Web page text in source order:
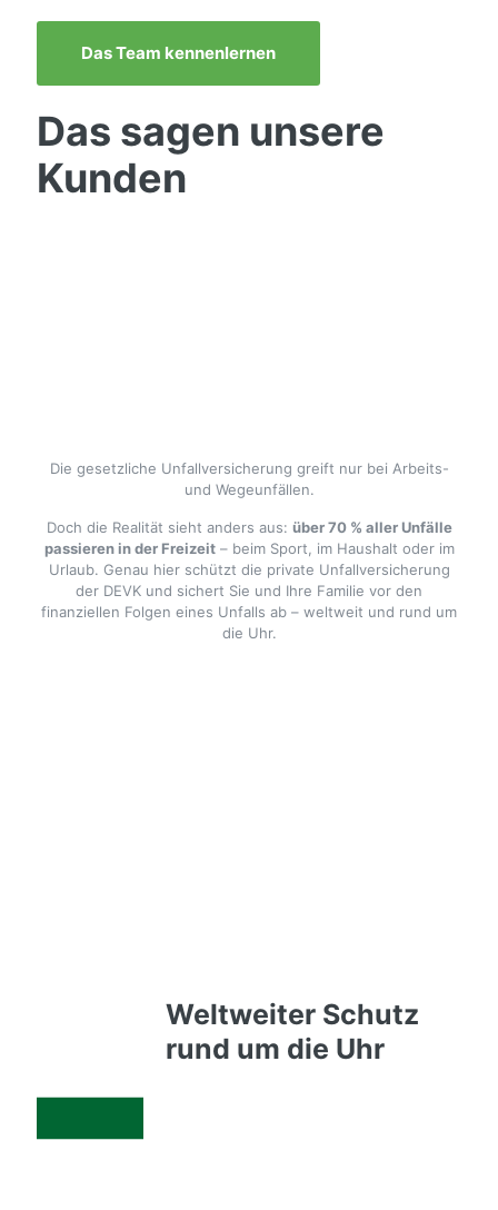
Das Team kennenlernen
Das sagen unsere
Kunden
Die gesetzliche Unfallversicherung greift nur bei Arbeits-
und Wegeunfällen.
Doch die Realität sieht anders aus: über 70 % aller Unfälle
passieren in der Freizeit– beim Sport, im Haushalt oder im
Urlaub. Genau hier schützt die private Unfallversicherung
der DEVK und sichert Sie und Ihre Familie vor den
finanziellen Folgen eines Unfalls ab – weltweit und rund um
die Uhr.
Weltweiter Schutz
rund um die Uhr